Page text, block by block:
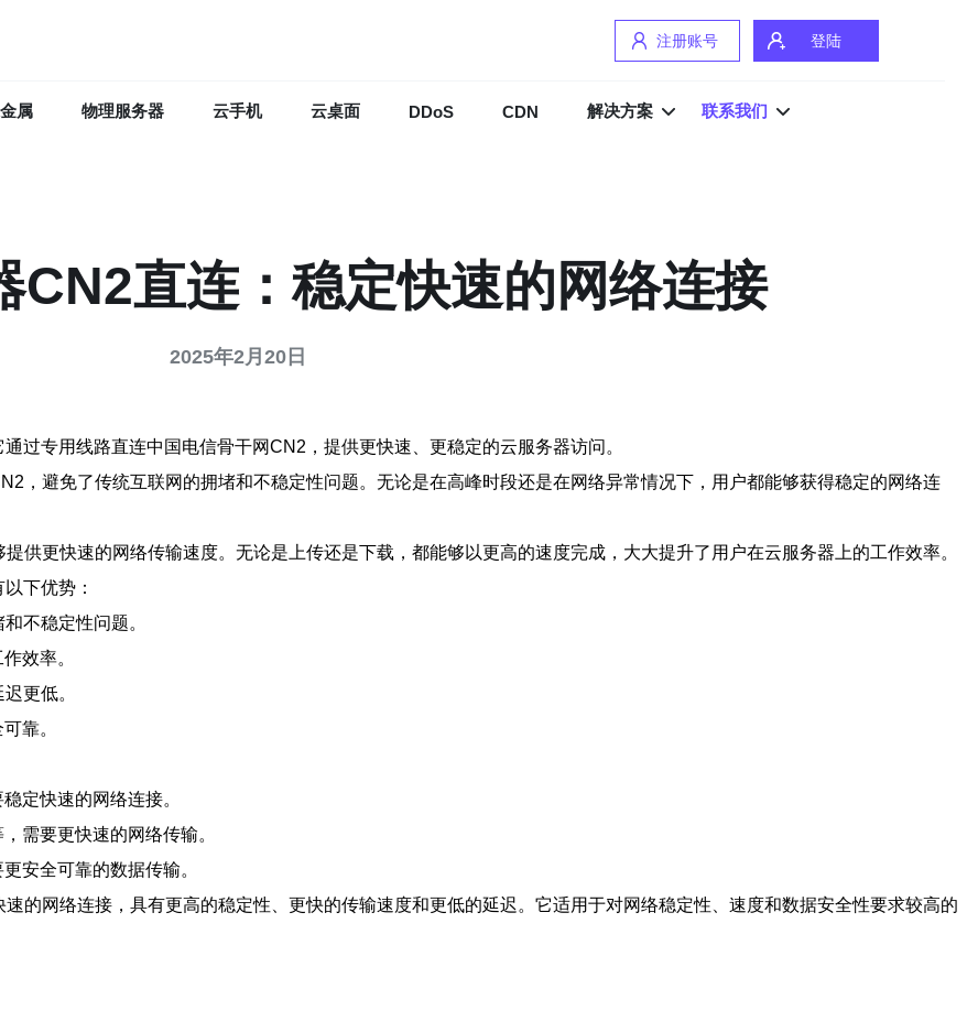
注册账号 登陆
属 物理服务器 云手机 云桌面 DDoS CDN 解决方案 联系我们
CN2直连：稳定快速的网络连接
2025年2月20日
过专用线路直连中国电信骨干网CN2，提供更快速、更稳定的云服务器访问。
，避免了传统互联网的拥堵和不稳定性问题。无论是在高峰时段还是在网络异常情况下，用户都能够获得稳定的网络连
供更快速的网络传输速度。无论是上传还是下载，都能够以更高的速度完成，大大提升了用户在云服务器上的工作效率。
下优势：
不稳定性问题。
效率。
更低。
靠。
定快速的网络连接。
需要更快速的网络传输。
安全可靠的数据传输。
的网络连接，具有更高的稳定性、更快的传输速度和更低的延迟。它适用于对网络稳定性、速度和数据安全性要求较高的